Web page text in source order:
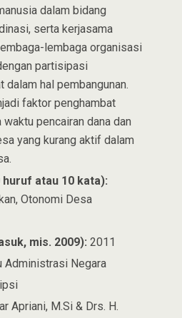
dalam bidang
serta kerjasama
lembaga organisasi
partisipasi
hal pembangunan.
faktor penghambat
pencairan dana dan
yang kurang aktif dalam
huruf atau 10 kata):
Otonomi Desa
mis. 2009): 2011
Administrasi Negara
Apriani, M.Si & Drs. H.